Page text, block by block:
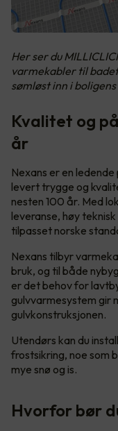
Her ser du
varmekabler til
sømløst inn i
Kvalitet og
år
Nexans er en
levert trygge og
nesten 100 år. Med
leveranse, høy
tilpasset norske
Nexans tilbyr
bruk, og til både
er det behov for
gulvvarmesystem gir
gulvkonstruksjonen.
Utendørs kan du
frostsikring, noe som
mye snø og is.
Hvorfor bør